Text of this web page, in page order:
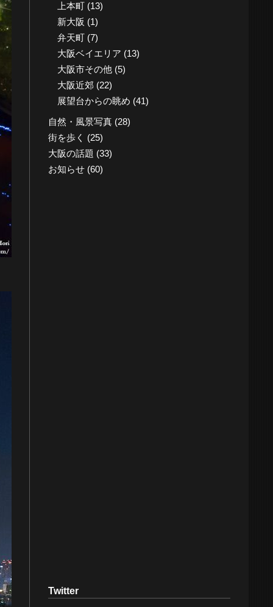
上本町(13)
新大阪 (1)
弁天町(7)
大阪ベイエリア (13)
大阪市その他(5)
大阪近郊 (22)
展望台からの眺め (41)
自然・風景写真(28)
街を歩く (25)
大阪の話題 (33)
お知らせ(60)
Twitter